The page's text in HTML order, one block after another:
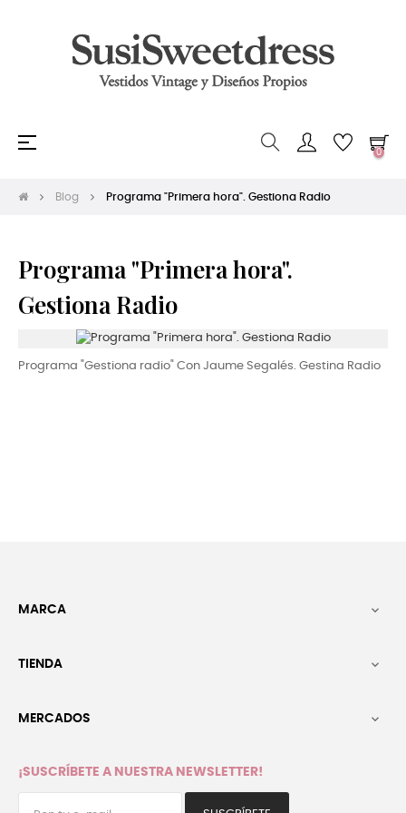
Navegación
☰
0
Blog Programa "Primera hora". Gestiona Radio
Programa "Primera hora".
Gestiona Radio
Programa "Gestiona radio" Con Jaume Segalés. Gestina Radio
MARCA 
TIENDA 
MERCADOS 
¡SUSCRÍBETE A NUESTRA NEWSLETTER!